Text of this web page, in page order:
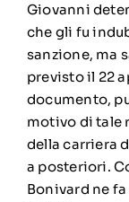
Giovanni
che gli fu
sanzione, ma
previsto il 22
documento,
motivo di tale
della carriera
a posteriori.
Bonivard ne